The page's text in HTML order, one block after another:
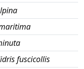
fuscicollis